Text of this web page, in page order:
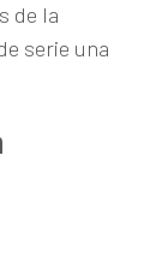
de la
serie una